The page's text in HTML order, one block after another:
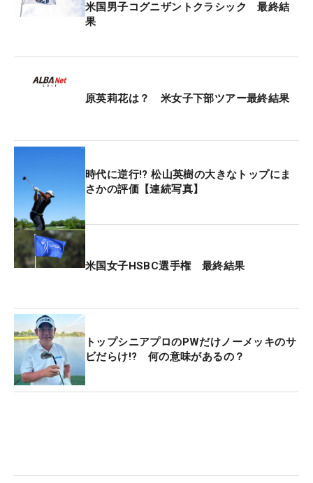
米国男子コグニザントクラシック 最終結
果
原英莉花は？ 米女子下部ツアー最終結果
時代に逆行!? 松山英樹の大きなトップにま
さかの評価【連続写真】
米国女子HSBC選手権 最終結果
トップシニアプロのPWだけノーメッキのサ
ビだらけ!? 何の意味があるの？